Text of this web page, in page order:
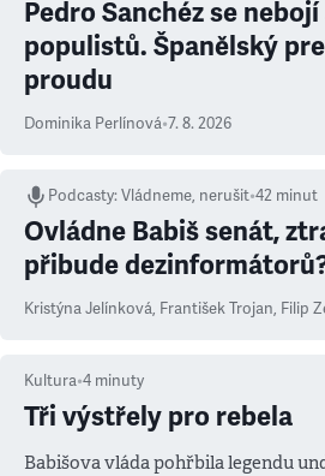
Pedro Sanchéz se
populistů. Španělský
proudu
Dominika Perlínová•7. 8. 2026
Podcasty:Vládneme, nerušit•42 minut
Ovládne Babiš senát,
přibude
Kristýna Jelínková, František Trojan, Filip
Kultura•4 minuty
Tři výstřely pro rebela
Babišova vláda pohřbila legendu